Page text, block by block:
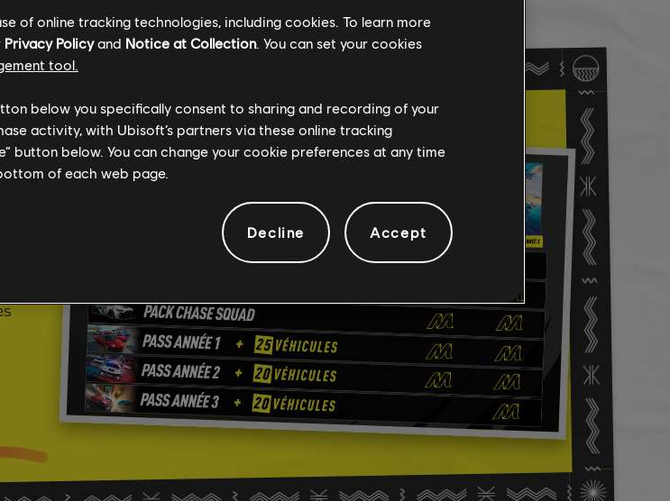
of online tracking technologies, including cookies. To learn more
Privacy Policyand Notice at Collection. You can set your cookies
tool.
below you specifically consent to sharing and recording of your
activity, with Ubisoft’s partners via these online tracking
button below. You can change your cookie preferences at any time
of each web page.
Decline Accept